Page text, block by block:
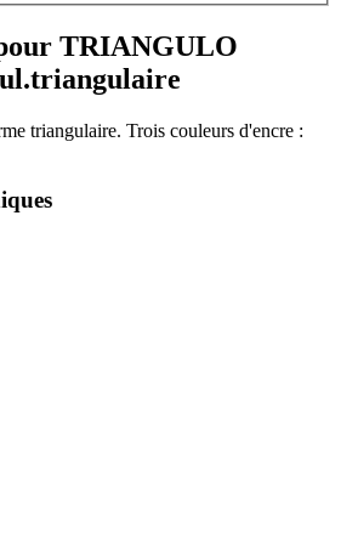
TRIANGULO
triangulaire. Trois couleurs d'encre :